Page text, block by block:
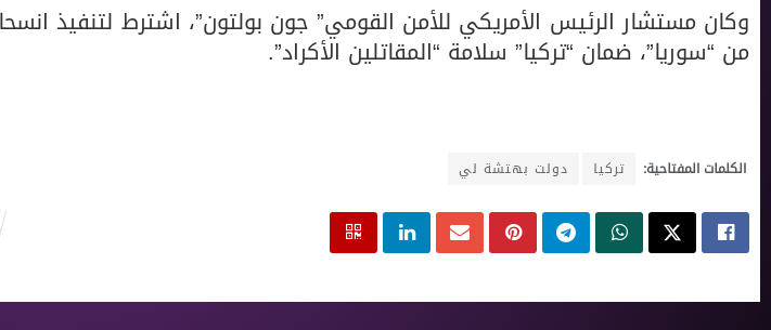
وكان مستشار الرئيس الأمريكي للأمن القومي” جون بولتون”، اشترط لتنفيذ
من “سوريا”، ضمان “تركيا” سلامة “المقاتلين الأكراد”.
الكلمات المفتاحية: تركيا دولت بهتشة لي